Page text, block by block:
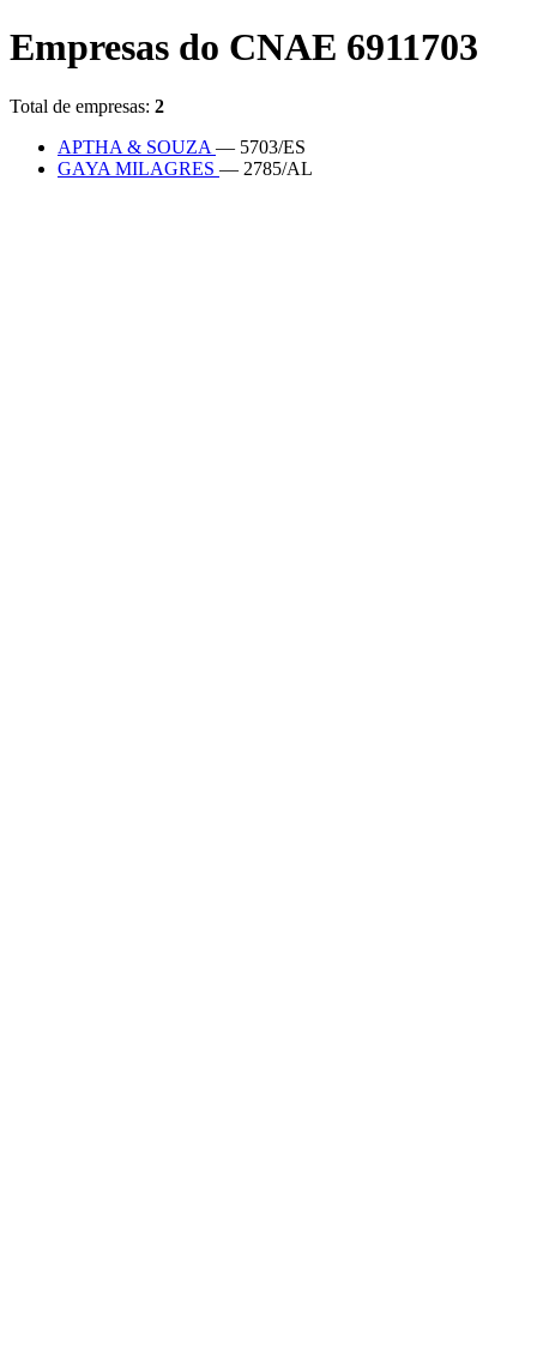
Empresas do CNAE 6911703
Total de empresas: 2
APTHA & SOUZA — 5703/ES
GAYA MILAGRES — 2785/AL